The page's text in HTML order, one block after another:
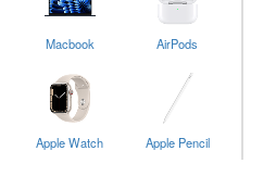
Macbook AirPods
Apple Watch Apple Pencil